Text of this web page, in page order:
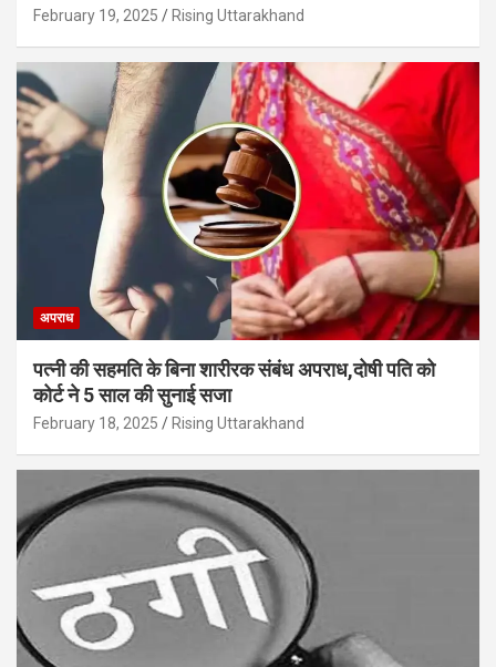
February 19, 2025 Rising Uttarakhand
अपराध
पत्नी की सहमति के बिना शारीरक संबंध अपराध,दोषी पति को
कोर्ट ने 5 साल की सुनाई सजा
February 18, 2025 Rising Uttarakhand